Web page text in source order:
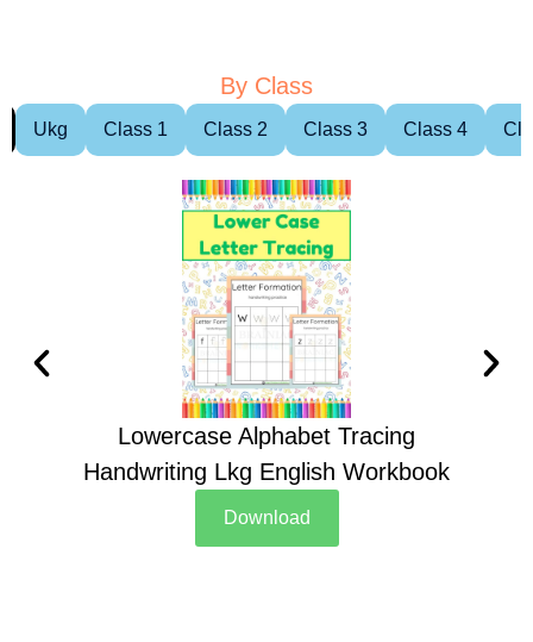
By Class
Ukg Class 1 Class 2 Class 3 Class 4
Lowercase Alphabet Tracing
Handwriting Lkg English Workbook
Download